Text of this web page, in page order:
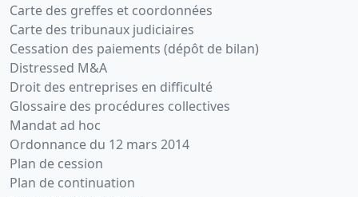
Carte des greffes et coordonnées
Carte des tribunaux judiciaires
Cessation des paiements (dépôt de bilan)
Distressed M&A
Droit des entreprises en difficulté
Glossaire des procédures collectives
Mandat ad hoc
Ordonnance du 12 mars 2014
Plan de cession
Plan de continuation